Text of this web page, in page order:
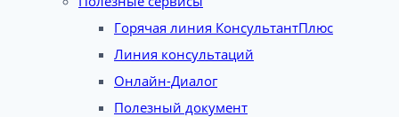
Горячая линия КонсультантПлюс
Линия консультаций
Онлайн-Диалог
Полезный документ